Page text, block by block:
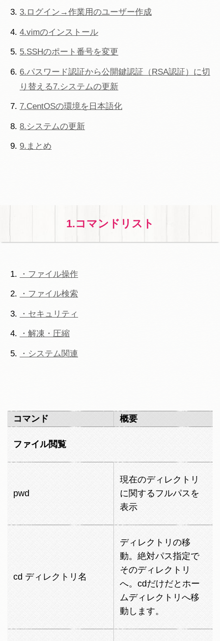
3.ログイン→作業用のユーザー作成
4.vimのインストール
5.SSHのポート番号を変更
6.パスワード認証から公開鍵認証（RSA認証）に切
り替える7.システムの更新
7.CentOSの環境を日本語化
8.システムの更新
9.まとめ
1.コマンドリスト
・ファイル操作
・ファイル検索
・セキュリティ
・解凍・圧縮
・システム関連
コマンド 概要
ファイル閲覧
pwd
現在のディレクトリ
に関するフルパスを
表示
cd ディレクトリ名
ディレクトリの移
動。絶対パス指定で
そのディレクトリ
へ。cdだけだとホー
ムディレクトリへ移
動します。